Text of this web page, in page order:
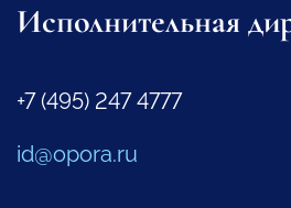
Исполнительная
+7 (495) 247 4777
id@opora.ru